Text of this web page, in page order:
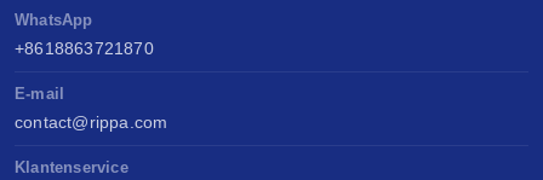
WhatsApp
+8618863721870
E-mail
contact@rippa.com
Klantenservice